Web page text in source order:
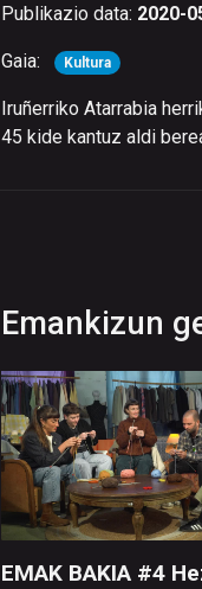
Publikazio data: 2020-
Gaia: Kultura
Iruñerriko Atarrabia
45 kide kantuz aldi
Emankizun
EMAK BAKIA #4